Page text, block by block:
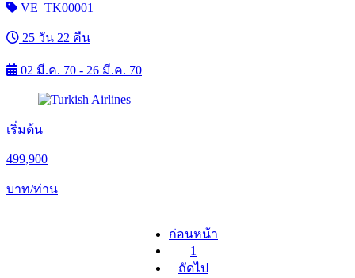
VE_TK00001
25 วัน 22 คืน
02 มี.ค. 70 - 26 มี.ค. 70
เริ่มต้น
499,900
บาท/ท่าน
ก่อนหน้า
1
ถัดไป